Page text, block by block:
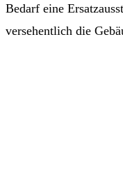
Bedarf eine
versehentlich die